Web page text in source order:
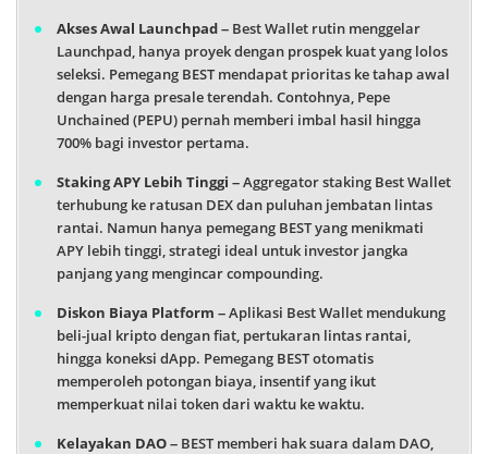
Akses Awal Launchpad– Best Wallet rutin menggelar
Launchpad, hanya proyek dengan prospek kuat yang lolos
seleksi. Pemegang BEST mendapat prioritas ke tahap awal
dengan harga presale terendah. Contohnya, Pepe
Unchained (PEPU) pernah memberi imbal hasil hingga
700% bagi investor pertama.
Staking APY Lebih Tinggi – Aggregator staking Best Wallet
terhubung ke ratusan DEX dan puluhan jembatan lintas
rantai. Namun hanya pemegang BEST yang menikmati
APY lebih tinggi, strategi ideal untuk investor jangka
panjang yang mengincar compounding.
Diskon Biaya Platform – Aplikasi Best Wallet mendukung
beli-jual kripto dengan fiat, pertukaran lintas rantai,
hingga koneksi dApp. Pemegang BEST otomatis
memperoleh potongan biaya, insentif yang ikut
memperkuat nilai token dari waktu ke waktu.
Kelayakan DAO– BEST memberi hak suara dalam DAO,